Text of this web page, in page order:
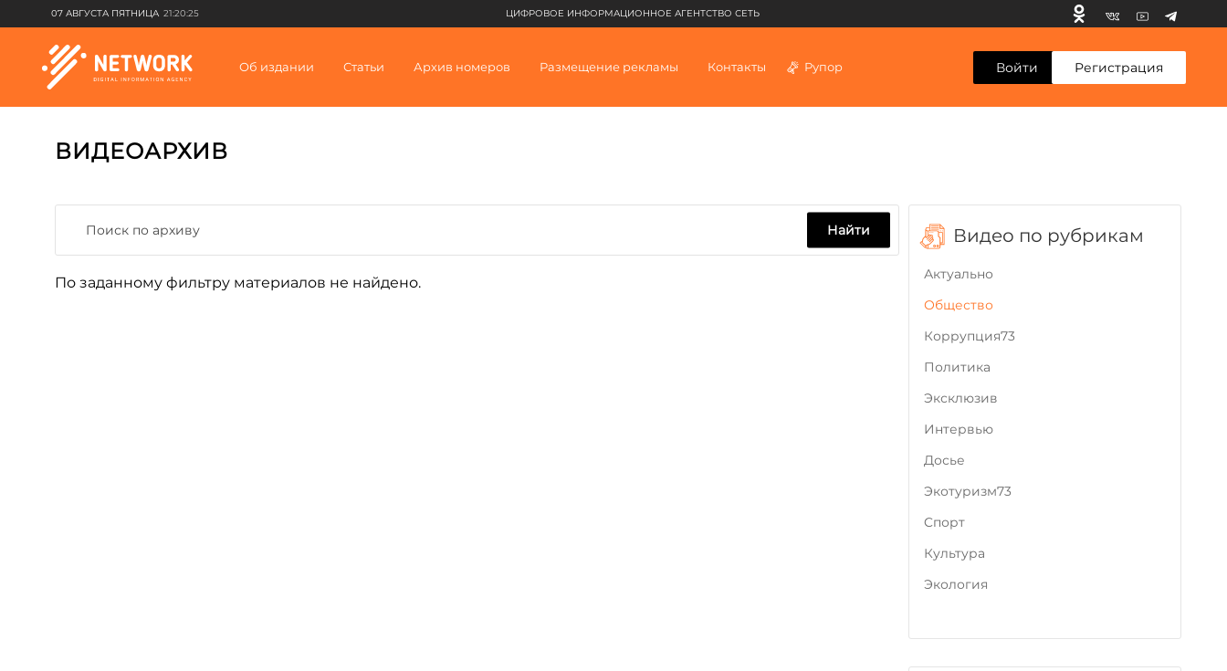
07 АВГУСТА ПЯТНИЦА 21:20:25 ЦИФРОВОЕ ИНФОРМАЦИОННОЕ АГЕНТСТВО СЕТЬ
Об издании Статьи Архив номеров Размещение рекламы Контакты Рупор Войти Регистрация
ВИДЕОАРХИВ
Найти
По заданному фильтру материалов не найдено.
Видео по рубрикам
Актуально
Общество
Коррупция73
Политика
Эксклюзив
Интервью
Досье
Экотуризм73
Cпорт
Культура
Экология